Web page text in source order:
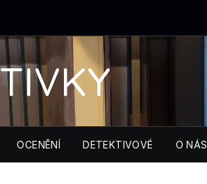
OCENĚNÍ DETEKTIVOVÉ O NÁS